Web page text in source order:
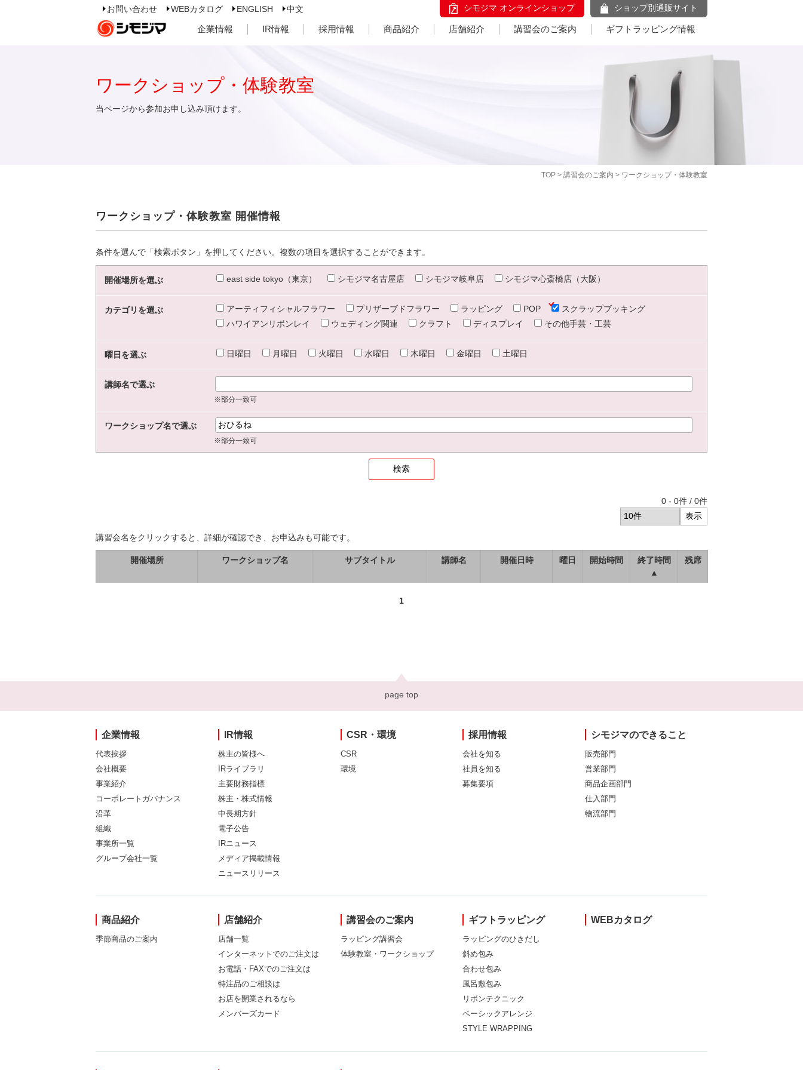
お問い合わせ WEBカタログ ENGLISH 中文 シモジマ オンラインショップ ショップ別通販サイト
企業情報 IR情報 採用情報 商品紹介 店舗紹介 講習会のご案内 ギフトラッピング情報
TOP > 講習会のご案内 > ワークショップ・体験教室
ワークショップ・体験教室
当ページから参加お申し込み頂けます。
ワークショップ・体験教室 開催情報
条件を選んで「検索ボタン」を押してください。複数の項目を選択することができます。
開催場所を選ぶ east side tokyo（東京） シモジマ名古屋店 シモジマ岐阜店 シモジマ心斎橋店（大阪）
カテゴリを選ぶ アーティフィシャルフラワー プリザーブドフラワー ラッピング POP
スクラップブッキング
ハワイアンリボンレイ
ウェディング関連 クラフト ディスプレイ その他手芸・工芸
曜日を選ぶ 日曜日 月曜日 火曜日 水曜日 木曜日 金曜日 土曜日
講師名で選ぶ
※部分一致可
ワークショップ名で選ぶ
※部分一致可
0 - 0件 / 0件
講習会名をクリックすると、詳細が確認でき、お申込みも可能です。
開催場所 ワークショップ名 サブタイトル 講師名 開催日時 曜日 開始時間
終了時間
▲
残席
1
page top
企業情報
代表挨拶
会社概要
事業紹介
コーポレートガバナンス
沿革
組織
事業所一覧
グループ会社一覧
IR情報
株主の皆様へ
IRライブラリ
主要財務指標
株主・株式情報
中長期方針
電子公告
IRニュース
メディア掲載情報
ニュースリリース
CSR・環境
CSR
環境
採用情報
会社を知る
社員を知る
募集要項
シモジマのできること
販売部門
営業部門
商品企画部門
仕入部門
物流部門
商品紹介
季節商品のご案内
店舗紹介
店舗一覧
インターネットでのご注文は
お電話・FAXでのご注文は
特注品のご相談は
お店を開業されるなら
メンバーズカード
講習会のご案内
ラッピング講習会
体験教室・ワークショップ
ギフトラッピング
ラッピングのひきだし
斜め包み
合わせ包み
風呂敷包み
リボンテクニック
ベーシックアレンジ
STYLE WRAPPING
WEBカタログ